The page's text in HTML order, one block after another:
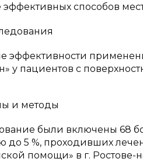
способов
эффективности
у пациентов с
и методы
были включены 68
до 5 %, проходивших
помощи» в г. Ростове-